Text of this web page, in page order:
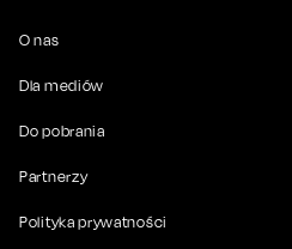
O nas
Dla mediów
Do pobrania
Partnerzy
Polityka prywatności